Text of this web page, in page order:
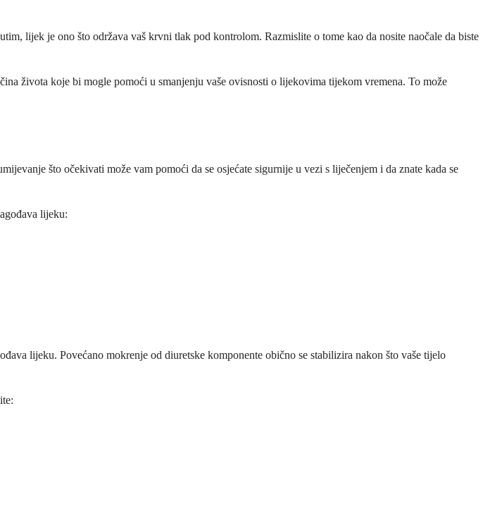
lijek je ono što održava vaš krvni tlak pod kontrolom. Razmislite o tome kao da nosite naočale da biste
života koje bi mogle pomoći u smanjenju vaše ovisnosti o lijekovima tijekom vremena. To može
što očekivati može vam pomoći da se osjećate sigurnije u vezi s liječenjem i da znate kada se
lijeku:
lijeku. Povećano mokrenje od diuretske komponente obično se stabilizira nakon što vaše tijelo